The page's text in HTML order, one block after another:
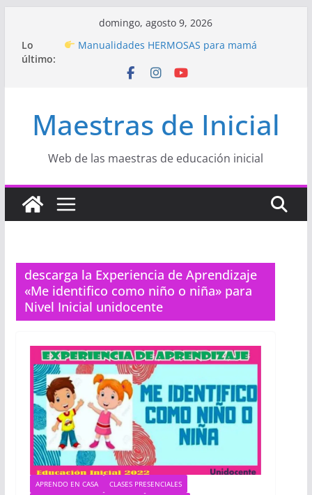
contenido
domingo, agosto 9, 2026
Lo
último:
Hermosos dibujos para MAMÁ: colorea con
Manualidades HERMOSAS para mamá
(fáciles y llenas de amor)
Proyecto
“Celebramos con Alegría la Semana
de la Educación Inicial»
Proyecto de Aprendizaje
Un regalo para
Mamá hecho con amor
Maestras de Inicial
Web de las maestras de educación inicial
descarga la Experiencia de Aprendizaje
«Me identifico como niño o niña» para
Nivel Inicial unidocente
APRENDO EN CASA
CLASES PRESENCIALES